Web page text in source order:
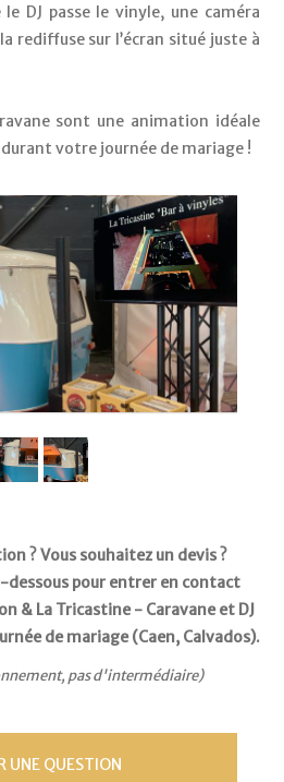
DJ passe le vinyle, une caméra
rediffuse sur l’écran situé juste à
sont une animation idéale
votre journée de mariage !
? Vous souhaitez un devis ?
dessous pour entrer en contact
& La Tricastine - Caravane et DJ
de mariage (Caen, Calvados).
pas d'intermédiaire)
UNE QUESTION